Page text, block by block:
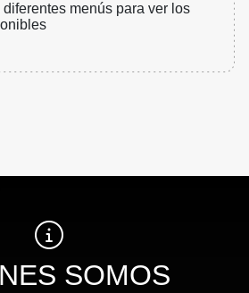
menús para ver los
SOMOS